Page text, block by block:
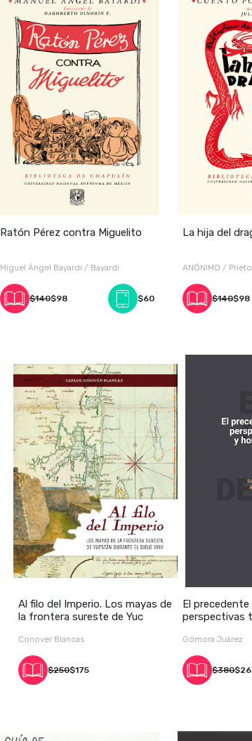
Ratón Pérez contra Miguelito
Miguel Ángel Bayardi / Bayardi
$140$98 $60
La hija del
ANÓNIMO / Prieto
$140$98
Al filo del Imperio. Los mayas de
la frontera sureste de Yuc
Conover Blancas
$250$175
El
perspectivas
Gómora Juárez
$380